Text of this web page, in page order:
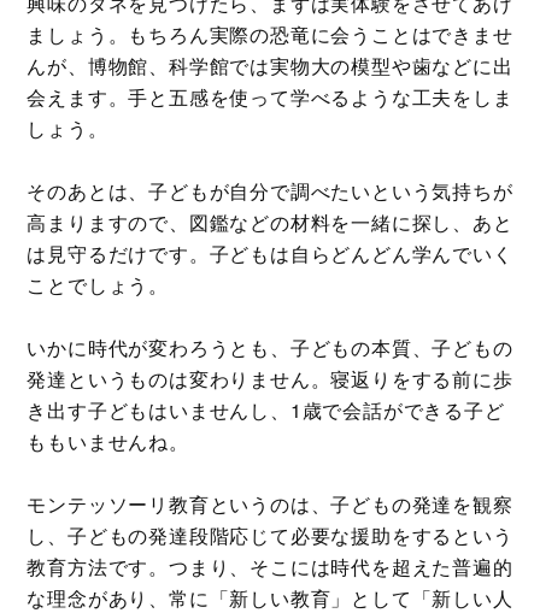
ましょう。もちろん実際の恐竜に会うことはできませ
んが、博物館、科学館では実物大の模型や歯などに出
会えます。手と五感を使って学べるような工夫をしま
しょう。
そのあとは、子どもが自分で調べたいという気持ちが
高まりますので、図鑑などの材料を一緒に探し、あと
は見守るだけです。子どもは自らどんどん学んでいく
ことでしょう。
いかに時代が変わろうとも、子どもの本質、子どもの
発達というものは変わりません。寝返りをする前に歩
き出す子どもはいませんし、1歳で会話ができる子ど
ももいませんね。
モンテッソーリ教育というのは、子どもの発達を観察
し、子どもの発達段階応じて必要な援助をするという
教育方法です。つまり、そこには時代を超えた普遍的
な理念があり、常に「新しい教育」として「新しい人